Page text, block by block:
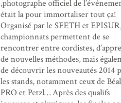
,photographe officiel de
était la pour immortaliser tout ça!
Organisé par le SFETH et
championnats permettent de se
rencontrer entre cordistes,
de nouvelles méthodes, mais
de découvrir les nouveautés 2014
les stands, notamment ceux de Béal
PRO et Petzl… Après des qualifs